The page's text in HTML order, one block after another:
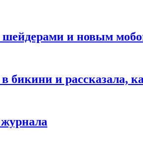
и новым
бикини и рассказала,